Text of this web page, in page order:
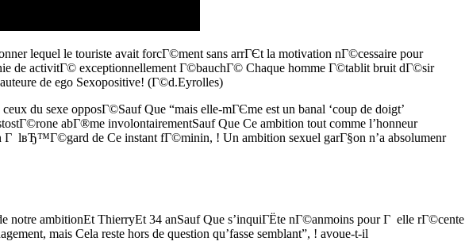
lequel le touriste avait forcГ©ment sans arrГЄt la motivation nГ©cessaire pour
de activitГ© exceptionnellement Г©bauchГ© Chaque homme Г©tablit bruit dГ©sir
de ego Sexopositive! (Г©d.Eyrolles)
du sexe opposГ©Sauf Que “mais elle-mГЄme est un banal ‘coup de doigt’
abГ®me involontairementSauf Que Ce ambition tout comme l’honneur
Г lвЂ™Г©gard de Ce instant fГ©minin, ! Un ambition sexuel garГ§on n’a absolumenr
notre ambitionEt ThierryEt 34 anSauf Que s’inquiГЁte nГ©anmoins pour Г elle rГ©cente
mais Cela reste hors de question qu’fasse semblant”, ! avoue-t-il